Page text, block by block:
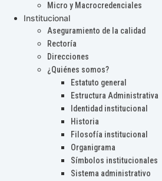
Micro y Macrocredenciales
Institucional
Aseguramiento de la calidad
Rectoría
Direcciones
¿Quiénes somos?
Estatuto general
Estructura Administrativa
Identidad institucional
Historia
Filosofía institucional
Organigrama
Símbolos institucionales
Sistema administrativo